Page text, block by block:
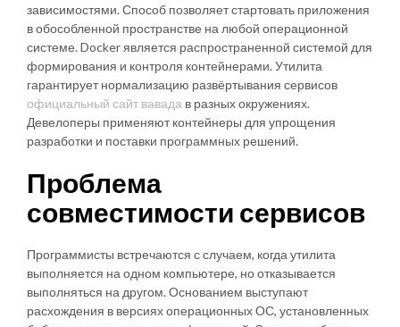
зависимостями. Способ позволяет стартовать приложения
в обособленной пространстве на любой операционной
системе. Docker является распространенной системой для
формирования и контроля контейнерами. Утилита
гарантирует нормализацию развёртывания сервисов
официальный сайт вавада в разных окружениях.
Девелоперы применяют контейнеры для упрощения
разработки и поставки программных решений.
Проблема
совместимости сервисов
Программисты встречаются с случаем, когда утилита
выполняется на одном компьютере, но отказывается
выполняться на другом. Основанием выступают
расхождения в версиях операционных ОС, установленных